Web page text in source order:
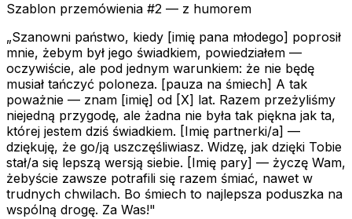
Szablon przemówienia #2 — z humorem
„Szanowni państwo, kiedy [imię pana młodego] poprosił
mnie, żebym był jego świadkiem, powiedziałem —
oczywiście, ale pod jednym warunkiem: że nie będę
musiał tańczyć poloneza. [pauza na śmiech] A tak
poważnie — znam [imię] od [X] lat. Razem przeżyliśmy
niejedną przygodę, ale żadna nie była tak piękna jak ta,
której jestem dziś świadkiem. [Imię partnerki/a] —
dziękuję, że go/ją uszczęśliwiasz. Widzę, jak dzięki Tobie
stał/a się lepszą wersją siebie. [Imię pary] — życzę Wam,
żebyście zawsze potrafili się razem śmiać, nawet w
trudnych chwilach. Bo śmiech to najlepsza poduszka na
wspólną drogę. Za Was!"